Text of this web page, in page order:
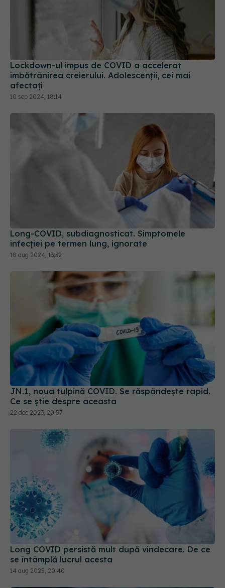
Lockdown-ul impus de COVID a accelerat
îmbătrânirea creierului. Adolescenții, cei mai
afectați
10 sep 2024, 18:14
Long-COVID, subdiagnosticat. Simptomele
infecției pe termen lung, ignorate
18 aug 2024, 13:32
JN.1, noua tulpină COVID. Se răspândește rapid.
Ce se știe despre aceasta
22 dec 2023, 20:57
Long COVID persistă mult după vindecare. De ce
se întâmplă lucrul acesta
14 aug 2025, 20:40